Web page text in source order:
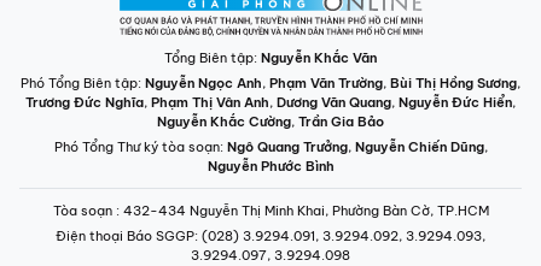
Tổng Biên tập: Nguyễn Khắc Văn
Phó Tổng Biên tập: Nguyễn Ngọc Anh, Phạm Văn Trường, Bùi Thị Hồng Sương,
Trương Đức Nghĩa, Phạm Thị Vân Anh, Dương Văn Quang, Nguyễn Đức Hiển,
Nguyễn Khắc Cường, Trần Gia Bảo
Phó Tổng Thư ký tòa soạn: Ngô Quang Trưởng, Nguyễn Chiến Dũng,
Nguyễn Phước Bình
Tòa soạn : 432-434 Nguyễn Thị Minh Khai, Phường Bàn Cờ, TP.HCM
Điện thoại Báo SGGP: (028) 3.9294.091, 3.9294.092, 3.9294.093,
3.9294.097, 3.9294.098